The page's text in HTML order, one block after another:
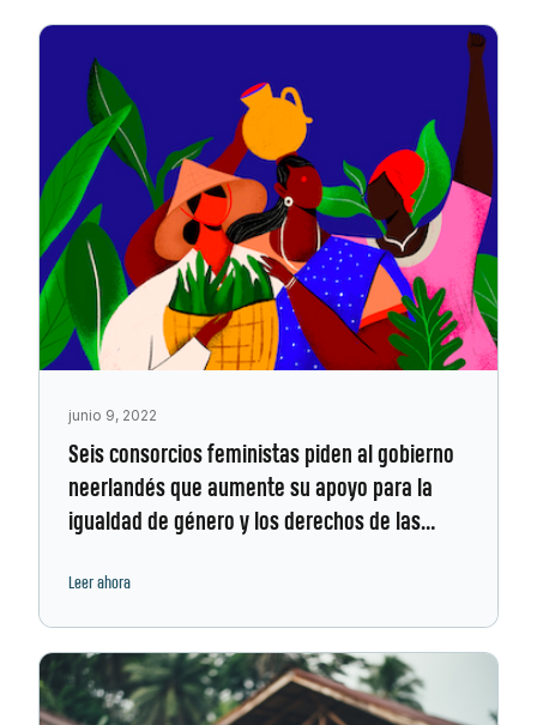
junio 9, 2022
Seis consorcios feministas piden al gobierno
neerlandés que aumente su apoyo para la
igualdad de género y los derechos de las
Leer ahora